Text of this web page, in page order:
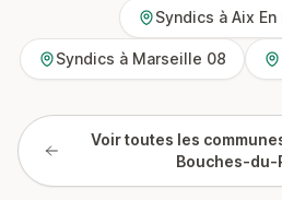
Syndics à Aix
Syndics à Marseille 08
Voir toutes les
Bouches-du-